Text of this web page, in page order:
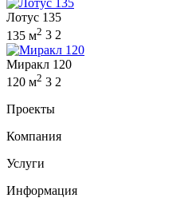
Лотус 135
135 м2 3 2
Миракл 120
120 м2 3 2
Проекты
Компания
Услуги
Информация